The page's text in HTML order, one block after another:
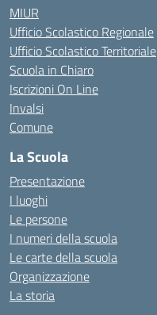
MIUR
Ufficio Scolastico Regionale
Ufficio Scolastico Territoriale
Scuola in Chiaro
Iscrizioni On Line
Invalsi
Comune
La Scuola
Presentazione
I luoghi
Le persone
I numeri della scuola
Le carte della scuola
Organizzazione
La storia